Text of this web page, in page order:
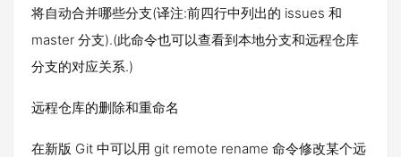
将自动合并哪些分支(译注:前四行中列出的 issues 和
master 分支).(此命令也可以查看到本地分支和远程仓库
分支的对应关系.)
远程仓库的删除和重命名
在新版 Git 中可以用 git remote rename 命令修改某个远